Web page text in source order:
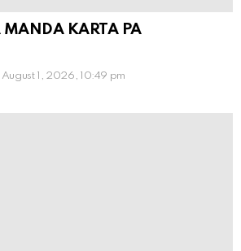
MANDA KARTA PA
August 1, 2026, 10:49 pm